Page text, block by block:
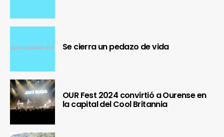
Se cierra un pedazo de vida
OUR Fest 2024 convirtió a Ourense en
la capital del Cool Britannia